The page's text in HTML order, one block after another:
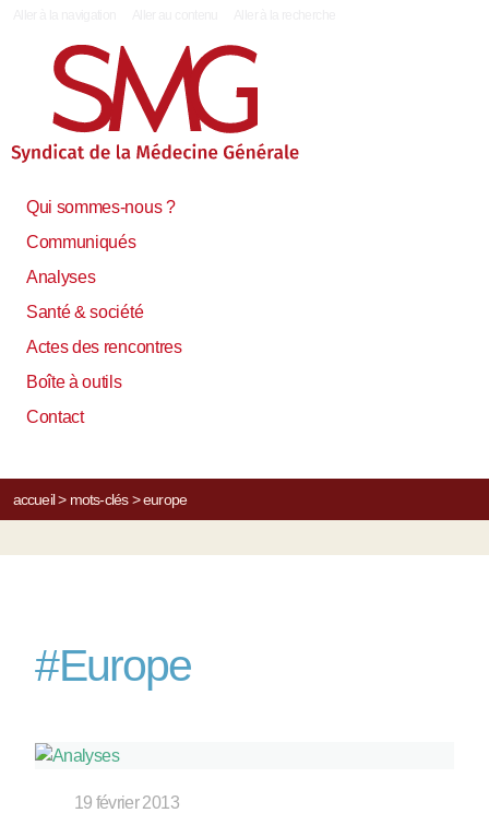
Qui sommes-nous ?
Communiqués
Analyses
Santé & société
Actes des rencontres
Boîte à outils
Contact
accueil> mots-clés> europe
#Europe
19 février 2013